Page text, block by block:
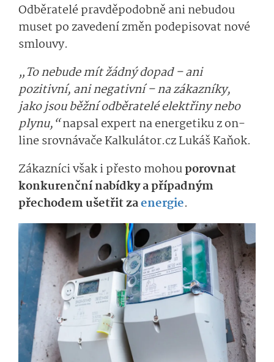
Odběratelé pravděpodobně ani nebudou
muset po zavedení změn podepisovat nové
smlouvy.
„To nebude mít žádný dopad – ani
pozitivní, ani negativní – na zákazníky,
jako jsou běžní odběratelé elektřiny nebo
plynu,“napsal expert na energetiku z on-
line srovnávače Kalkulátor.cz Lukáš Kaňok.
Zákazníci však i přesto mohouporovnat
konkurenční nabídky a případným
přechodem ušetřit zaenergie.